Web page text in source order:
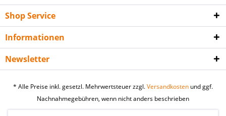
Shop Service
Informationen
Newsletter
* Alle Preise inkl. gesetzl. Mehrwertsteuer zzgl.Versandkosten und ggf.
Nachnahmegebühren, wenn nicht anders beschrieben